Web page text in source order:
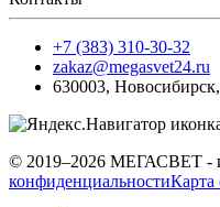
+7 (383) 310-30-32
zakaz@megasvet24.ru
630003, Новосибирск,
© 2019–2026 МЕГАСВЕТ -
конфиденциальностиКарта